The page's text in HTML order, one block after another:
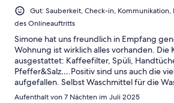
Gut: Sauberkeit, Check-in, Kommunikation,
des Onlineauftritts
Simone hat uns freundlich in Empfang
Wohnung ist wirklich alles vorhanden. Die
ausgestattet: Kaffeefilter, Spüli,
Pfeffer&Salz….Positiv sind uns auch die
aufgefallen. Selbst Waschmittel für die
vorhanden.Die Wohnung ist sehr
Aufenthalt von 7 Nächten im Juli 2025